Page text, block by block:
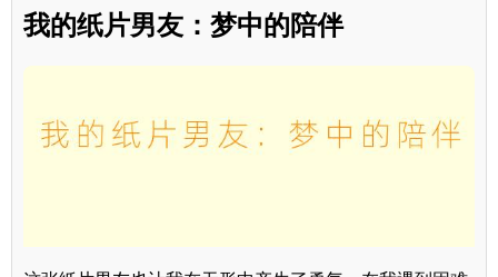
我的纸片男友：梦中的陪伴